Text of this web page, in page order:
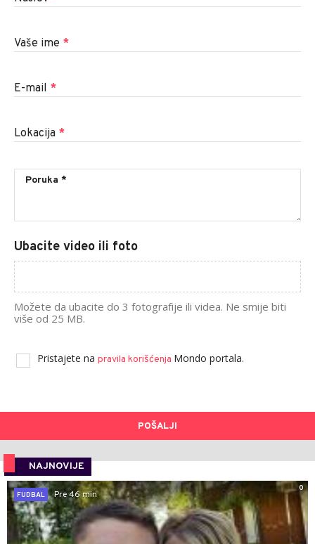
Vaše ime *
E-mail *
Lokacija *
Ubacite video ili foto
Možete da ubacite do 3 fotografije ili videa. Ne smije biti
više od 25 MB.
Pristajete na pravila korišćenja Mondo portala.
POŠALJI
NAJNOVIJE
0
FUDBAL
Pre 46 min